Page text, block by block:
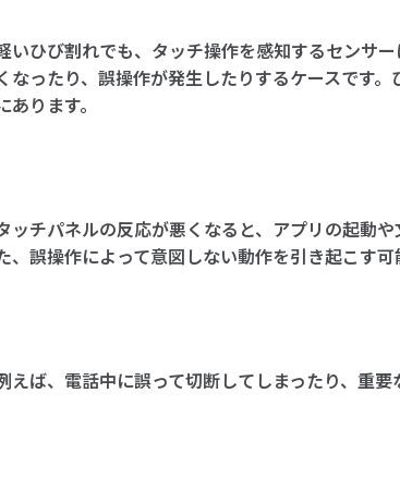
いひび割れでも、タッチ操作を感知するセンサ
なったり、誤操作が発生したりするケースです
あります。
ッチパネルの反応が悪くなると、アプリの起動
、誤操作によって意図しない動作を引き起こす可
えば、電話中に誤って切断してしまったり、重